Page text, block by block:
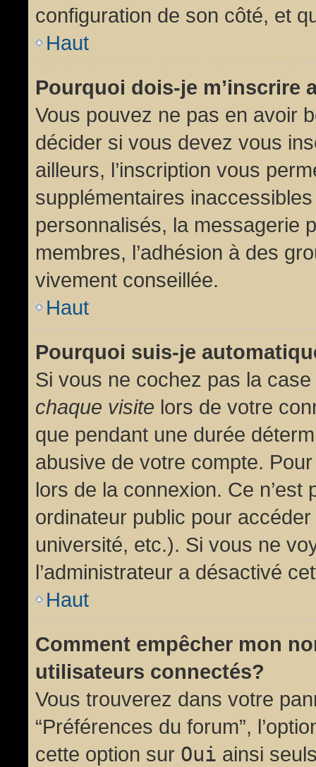
configuration de son côté, et
Haut
Pourquoi dois-je m’inscrire
Vous pouvez ne pas en avoir
décider si vous devez vous
ailleurs, l’inscription vous
supplémentaires
personnalisés, la messagerie
membres, l’adhésion à des
vivement conseillée.
Haut
Pourquoi suis-je
Si vous ne cochez pas la case
chaque visite lors de votre
que pendant une durée
abusive de votre compte.
lors de la connexion. Ce
ordinateur public pour
université, etc.). Si vous ne
l’administrateur a désactivé
Haut
Comment empêcher mon
utilisateurs connectés?
Vous trouverez dans votre
“Préférences du forum”,
cette option sur Oui ainsi